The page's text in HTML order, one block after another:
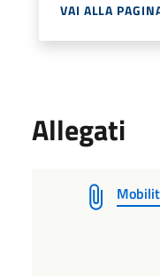
VAI ALLA
Allegati